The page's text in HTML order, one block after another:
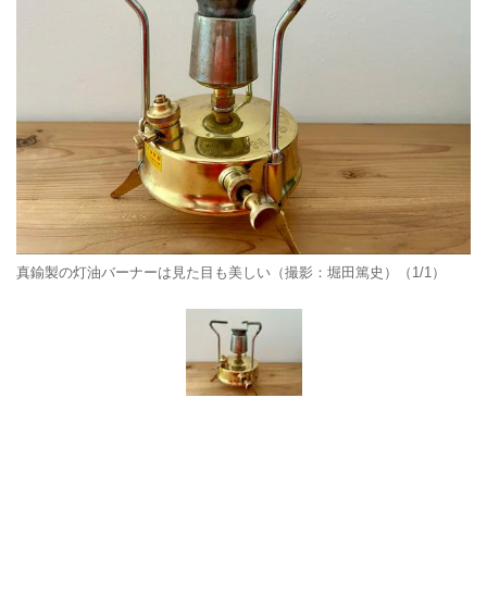
真鍮製の灯油バーナーは見た目も美しい（撮影：堀田篤史）（1/1）